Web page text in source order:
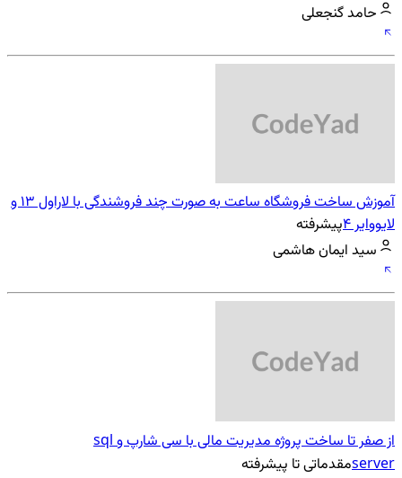
حامد گنجعلی
آموزش ساخت فروشگاه ساعت به صورت چند فروشندگی با لاراول 13 و
لایووایر 4 پیشرفته
سید ایمان هاشمی
از صفر تا ساخت پروژه مدیریت مالی با سی شارپ و sql
serverمقدماتی تا پیشرفته